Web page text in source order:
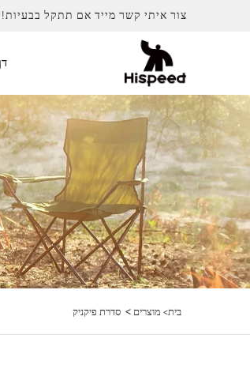
צור איתי קשר מייד אם תתקל בבעיות!
בית> מוצרים > סדרת פיקניק